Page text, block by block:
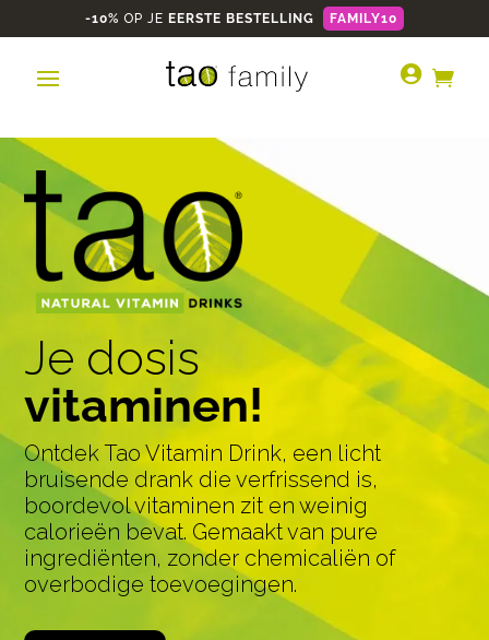
-10% OP JE EERSTE BESTELLING FAMILY10
 
Je dosis
vitaminen!
Ontdek Tao Vitamin Drink, een licht
bruisende drank die verfrissend is,
boordevol vitaminen zit en weinig
calorieën bevat. Gemaakt van pure
ingrediënten, zonder chemicaliën of
overbodige toevoegingen.